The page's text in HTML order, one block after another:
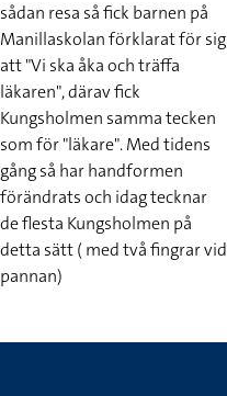
sådan resa så fick barnen på
Manillaskolan förklarat för sig
att "Vi ska åka och träffa
läkaren", därav fick
Kungsholmen samma tecken
som för "läkare". Med tidens
gång så har handformen
förändrats och idag tecknar
de flesta Kungsholmen på
detta sätt ( med två fingrar vid
pannan)